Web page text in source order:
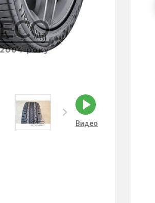
Видео